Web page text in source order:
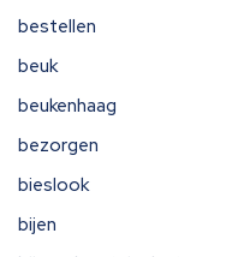
bestellen
beuk
beukenhaag
bezorgen
bieslook
bijen